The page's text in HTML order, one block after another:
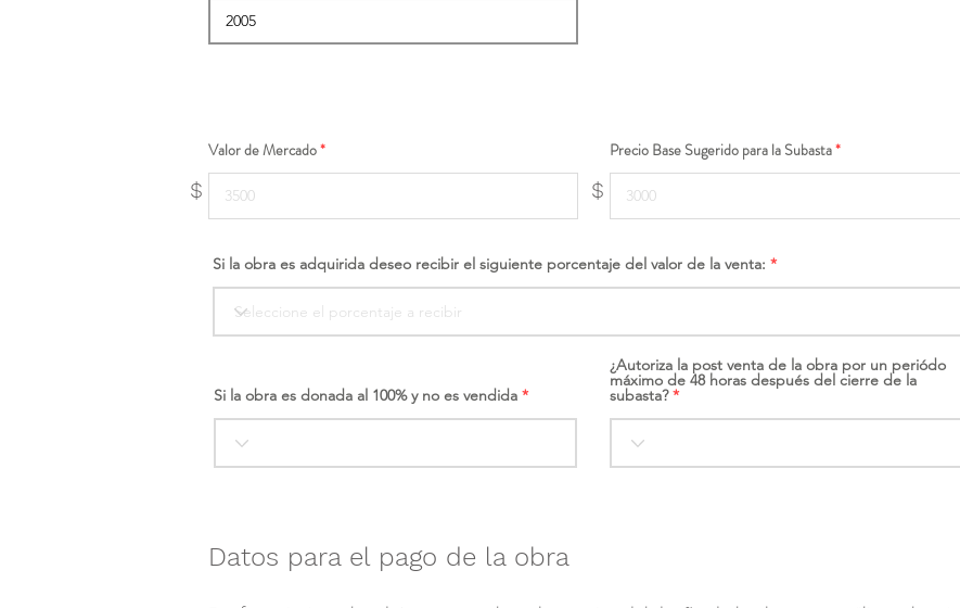
$
Valor de Mercado
$
Precio Base Sugerido para la Subasta
Si la obra es adquirida deseo recibir el siguiente porcentaje del valor de la venta:
Si la obra es donada al 100% y no es vendida
¿Autoriza la post venta de la obra por un periódo
máximo de 48 horas después del cierre de la
subasta?
Datos para el pago de la obra